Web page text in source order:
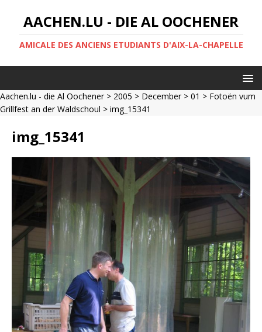
AACHEN.LU - DIE AL OOCHENER
AMICALE DES ANCIENS ETUDIANTS D'AIX-LA-CHAPELLE
Aachen.lu - die Al Oochener> 2005 > December> 01 > Fotoën vum
Grillfest an der Waldschoul > img_15341
img_15341